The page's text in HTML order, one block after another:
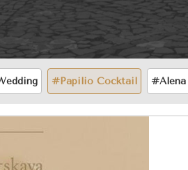
#Papilio Сocktail #Alena